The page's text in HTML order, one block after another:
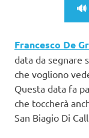
🔊
Francesco De
data da segnare
che vogliono
Questa data fa
che toccherà
San Biagio Di